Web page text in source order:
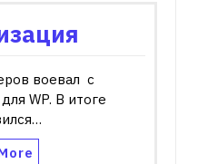
воевал с
WP. В итоге